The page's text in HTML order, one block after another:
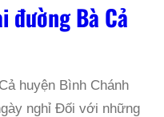
đường Bà Cả
huyện Bình Chánh
nghỉ Đối với những